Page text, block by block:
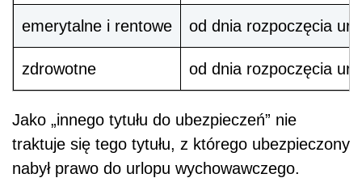
emerytalne i rentowe od dnia rozpoczęcia
zdrowotne od dnia rozpoczęcia
Jako „innego tytułu do ubezpieczeń” nie
traktuje się tego tytułu, z którego ubezpieczony
nabył prawo do urlopu wychowawczego.